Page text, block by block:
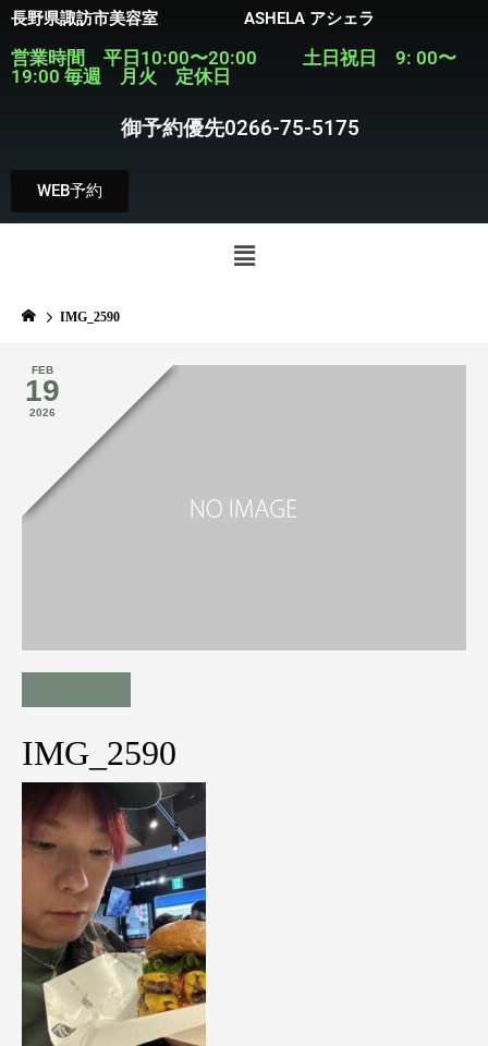
長野県諏訪市美容室 ASHELA アシェラ
営業時間 平日10:00〜20:00 土日祝日 9: 00〜
19:00 毎週 月火 定休日
御予約優先0266-75-5175
WEB予約
IMG_2590
FEB
19
2026
IMG_2590